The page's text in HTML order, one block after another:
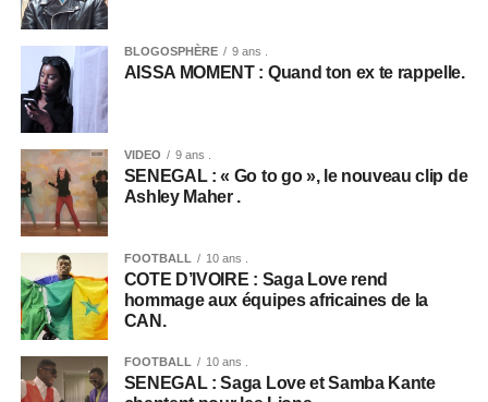
BLOGOSPHÈRE 9 ans .
AISSA MOMENT : Quand ton ex te rappelle.
VIDEO 9 ans .
SENEGAL : « Go to go », le nouveau clip de
Ashley Maher .
FOOTBALL 10 ans .
COTE D’IVOIRE : Saga Love rend
hommage aux équipes africaines de la
CAN.
FOOTBALL 10 ans .
SENEGAL : Saga Love et Samba Kante